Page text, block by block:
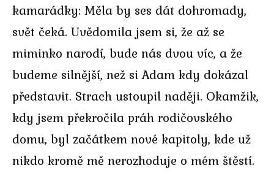
kamarádky: Měla by ses dát dohromady,
svět čeká. Uvědomila jsem si, že až se
miminko narodí, bude nás dvou víc, a že
budeme silnější, než si Adam kdy dokázal
představit. Strach ustoupil naději. Okamžik,
kdy jsem překročila práh rodičovského
domu, byl začátkem nové kapitoly, kde už
nikdo kromě mě nerozhoduje o mém štěstí.